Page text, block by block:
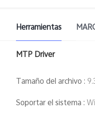
Herramientas
MTP Driver
Tamaño del archivo :
Soportar el sistema :